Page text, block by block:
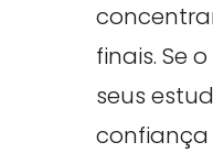
finais. Se
seus
confiança